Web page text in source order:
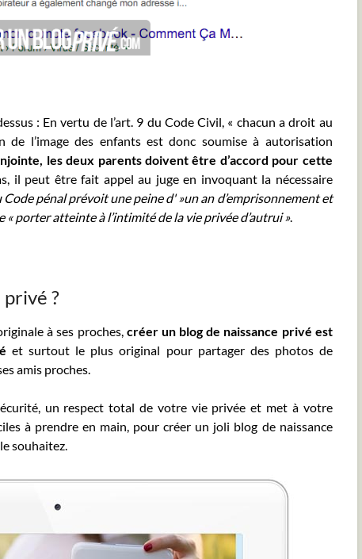
: En vertu de l’art. 9 du Code Civil, « chacun a droit au
de l’image des enfants est donc soumise à autorisation
les deux parents doivent être d’accord pour cette
il peut être fait appel au juge en invoquant la nécessaire
Code pénal prévoit une peine d' »un an d’emprisonnement et
« porter atteinte à l’intimité de la vie privée d’autrui ».
?
à ses proches, créer un blog de naissance privé est
et surtout le plus original pour partager des photos de
amis proches.
un respect total de votre vie privée et met à votre
à prendre en main, pour créer un joli blog de naissance
souhaitez.